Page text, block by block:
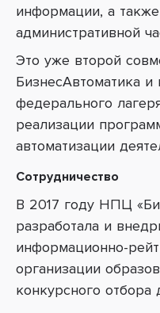
информации, а
административной
Это уже второй
БизнесАвтоматика и
федерального
реализации
автоматизации
Сотрудничество
В 2017 году НПЦ
разработала и
информационно-
организации
конкурсного отбора